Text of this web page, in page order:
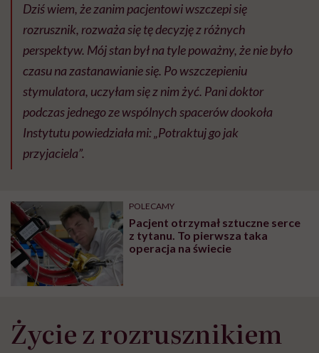
Dziś wiem, że zanim pacjentowi wszczepi się
rozrusznik, rozważa się tę decyzję z różnych
perspektyw. Mój stan był na tyle poważny, że nie było
czasu na zastanawianie się. Po wszczepieniu
stymulatora, uczyłam się z nim żyć. Pani doktor
podczas jednego ze wspólnych spacerów dookoła
Instytutu powiedziała mi: „Potraktuj go jak
przyjaciela”.
POLECAMY
Pacjent otrzymał sztuczne serce
z tytanu. To pierwsza taka
operacja na świecie
Życie z rozrusznikiem